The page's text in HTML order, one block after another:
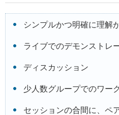
シンプルかつ明確に理解
ライブでのデモンストレ
ディスカッション
少人数グループでのワーク
セッションの合間に、ペ